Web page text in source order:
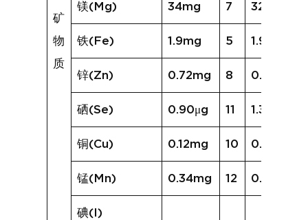
矿
物
质
镁(Mg) 34mg 7 32mg
铁(Fe) 1.9mg 5 1.9mg
锌(Zn) 0.72mg 8 0.73mg
硒(Se) 0.90μg 11 1.33μg
铜(Cu) 0.12mg 10 0.20mg
锰(Mn) 0.34mg 12 0.48mg
碘(I)